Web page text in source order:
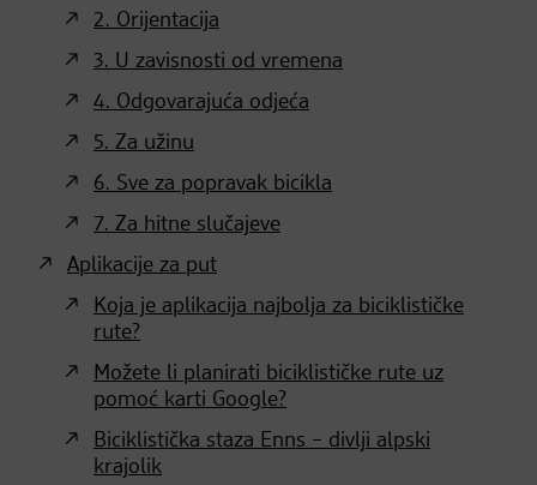
2. Orijentacija
3. U zavisnosti od vremena
4. Odgovarajuća odjeća
5. Za užinu
6. Sve za popravak bicikla
7. Za hitne slučajeve
Aplikacije za put
Koja je aplikacija najbolja za biciklističke
rute?
Možete li planirati biciklističke rute uz
pomoć karti Google?
Biciklistička staza Enns – divlji alpski
krajolik